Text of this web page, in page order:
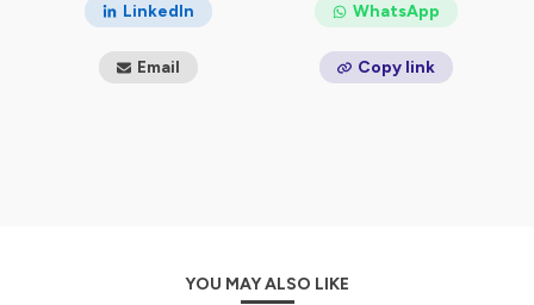
LinkedIn WhatsApp
Email Copy link
YOU MAY ALSO LIKE